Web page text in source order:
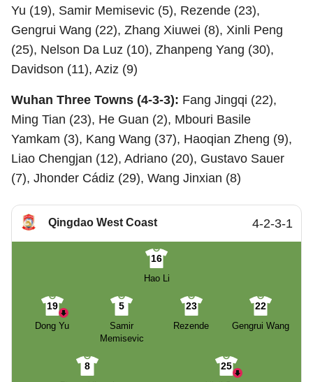
Yu (19), Samir Memisevic (5), Rezende (23),
Gengrui Wang (22), Zhang Xiuwei (8), Xinli Peng
(25), Nelson Da Luz (10), Zhanpeng Yang (30),
Davidson (11), Aziz (9)
Wuhan Three Towns (4-3-3): Fang Jingqi (22),
Ming Tian (23), He Guan (2), Mbouri Basile
Yamkam (3), Kang Wang (37), Haoqian Zheng (9),
Liao Chengjan (12), Adriano (20), Gustavo Sauer
(7), Jhonder Cádiz (29), Wang Jinxian (8)
Qingdao West Coast 4-2-3-1
16
Hao Li
19
Dong Yu
5
Samir
Memisevic
23
Rezende
22
Gengrui Wang
8
25